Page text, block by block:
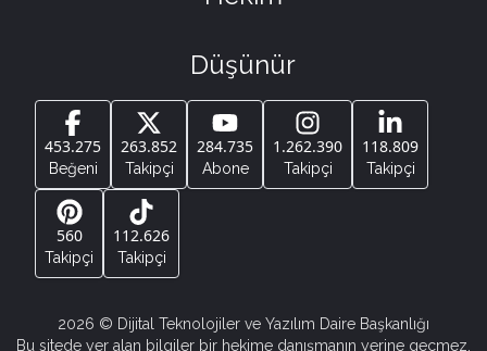
Düşünür
453.275
Beğeni
263.852
Takipçi
284.735
Abone
1.262.390
Takipçi
118.809
Takipçi
560
Takipçi
112.626
Takipçi
2026 © Dijital Teknolojiler ve Yazılım Daire Başkanlığı
Bu sitede yer alan bilgiler bir hekime danışmanın yerine geçmez.